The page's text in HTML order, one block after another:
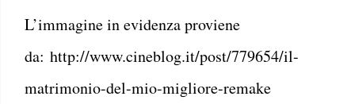
L’immagine in evidenza proviene
da: http://www.cineblog.it/post/779654/il-
matrimonio-del-mio-migliore-remake